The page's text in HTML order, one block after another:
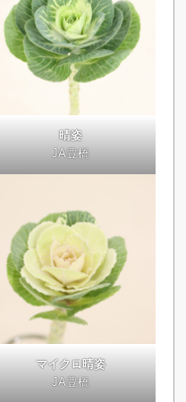
晴姿
JA豊橋
マイクロ晴姿
JA豊橋